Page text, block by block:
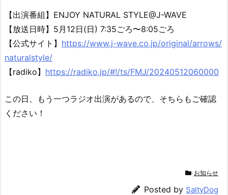
【出演番組】ENJOY NATURAL STYLE@J-WAVE
【放送日時】5月12日(日) 7:35ごろ〜8:05ごろ
【公式サイト】 https://www.j-wave.co.jp/original/arrows/
naturalstyle/
【radiko】 https://radiko.jp/#!/ts/FMJ/20240512060000
この日、もう一つラジオ出演があるので、そちらもご確認
ください！
お知らせ
Posted by SaltyDog